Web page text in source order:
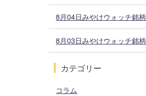
8月04日みやけウォッチ銘柄
8月03日みやけウォッチ銘柄
カテゴリー
コラム